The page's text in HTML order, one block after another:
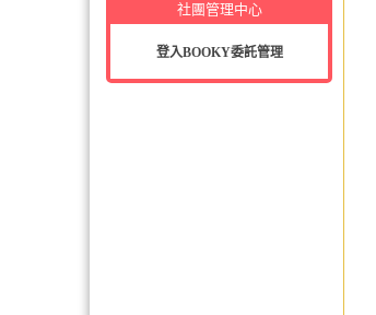
社團管理中心
登入BOOKY委託管理